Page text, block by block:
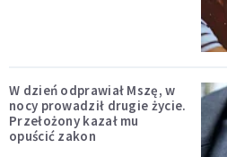
W dzień odprawiał Mszę, w
nocy prowadził drugie życie.
Przełożony kazał mu
opuścić zakon